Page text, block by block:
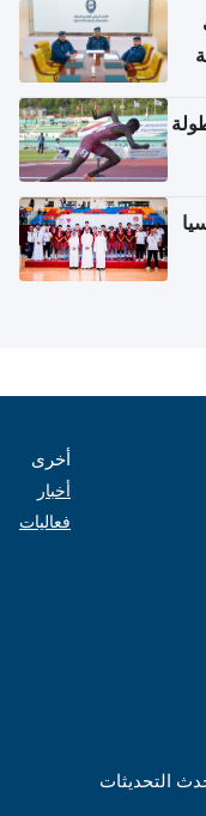
أخرى
أخبار
فعاليات
التحديثات